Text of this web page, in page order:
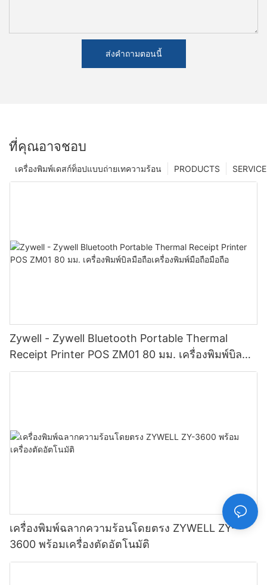
ส่งคำถามตอนนี้
ที่คุณอาจชอบ
SERVICE
PRODUCTS
เครื่องพิมพ์เดสก์ท็อปแบบถ่ายเทความร้อน
Zywell - Zywell Bluetooth Portable Thermal
Receipt Printer POS ZM01 80 มม. เครื่องพิมพ์บิลมือ
ถือเครื่องพิมพ์มือถือมือถือ
เครื่องพิมพ์ฉลากความร้อนโดยตรง ZYWELL ZY-
3600 พร้อมเครื่องตัดอัตโนมัติ